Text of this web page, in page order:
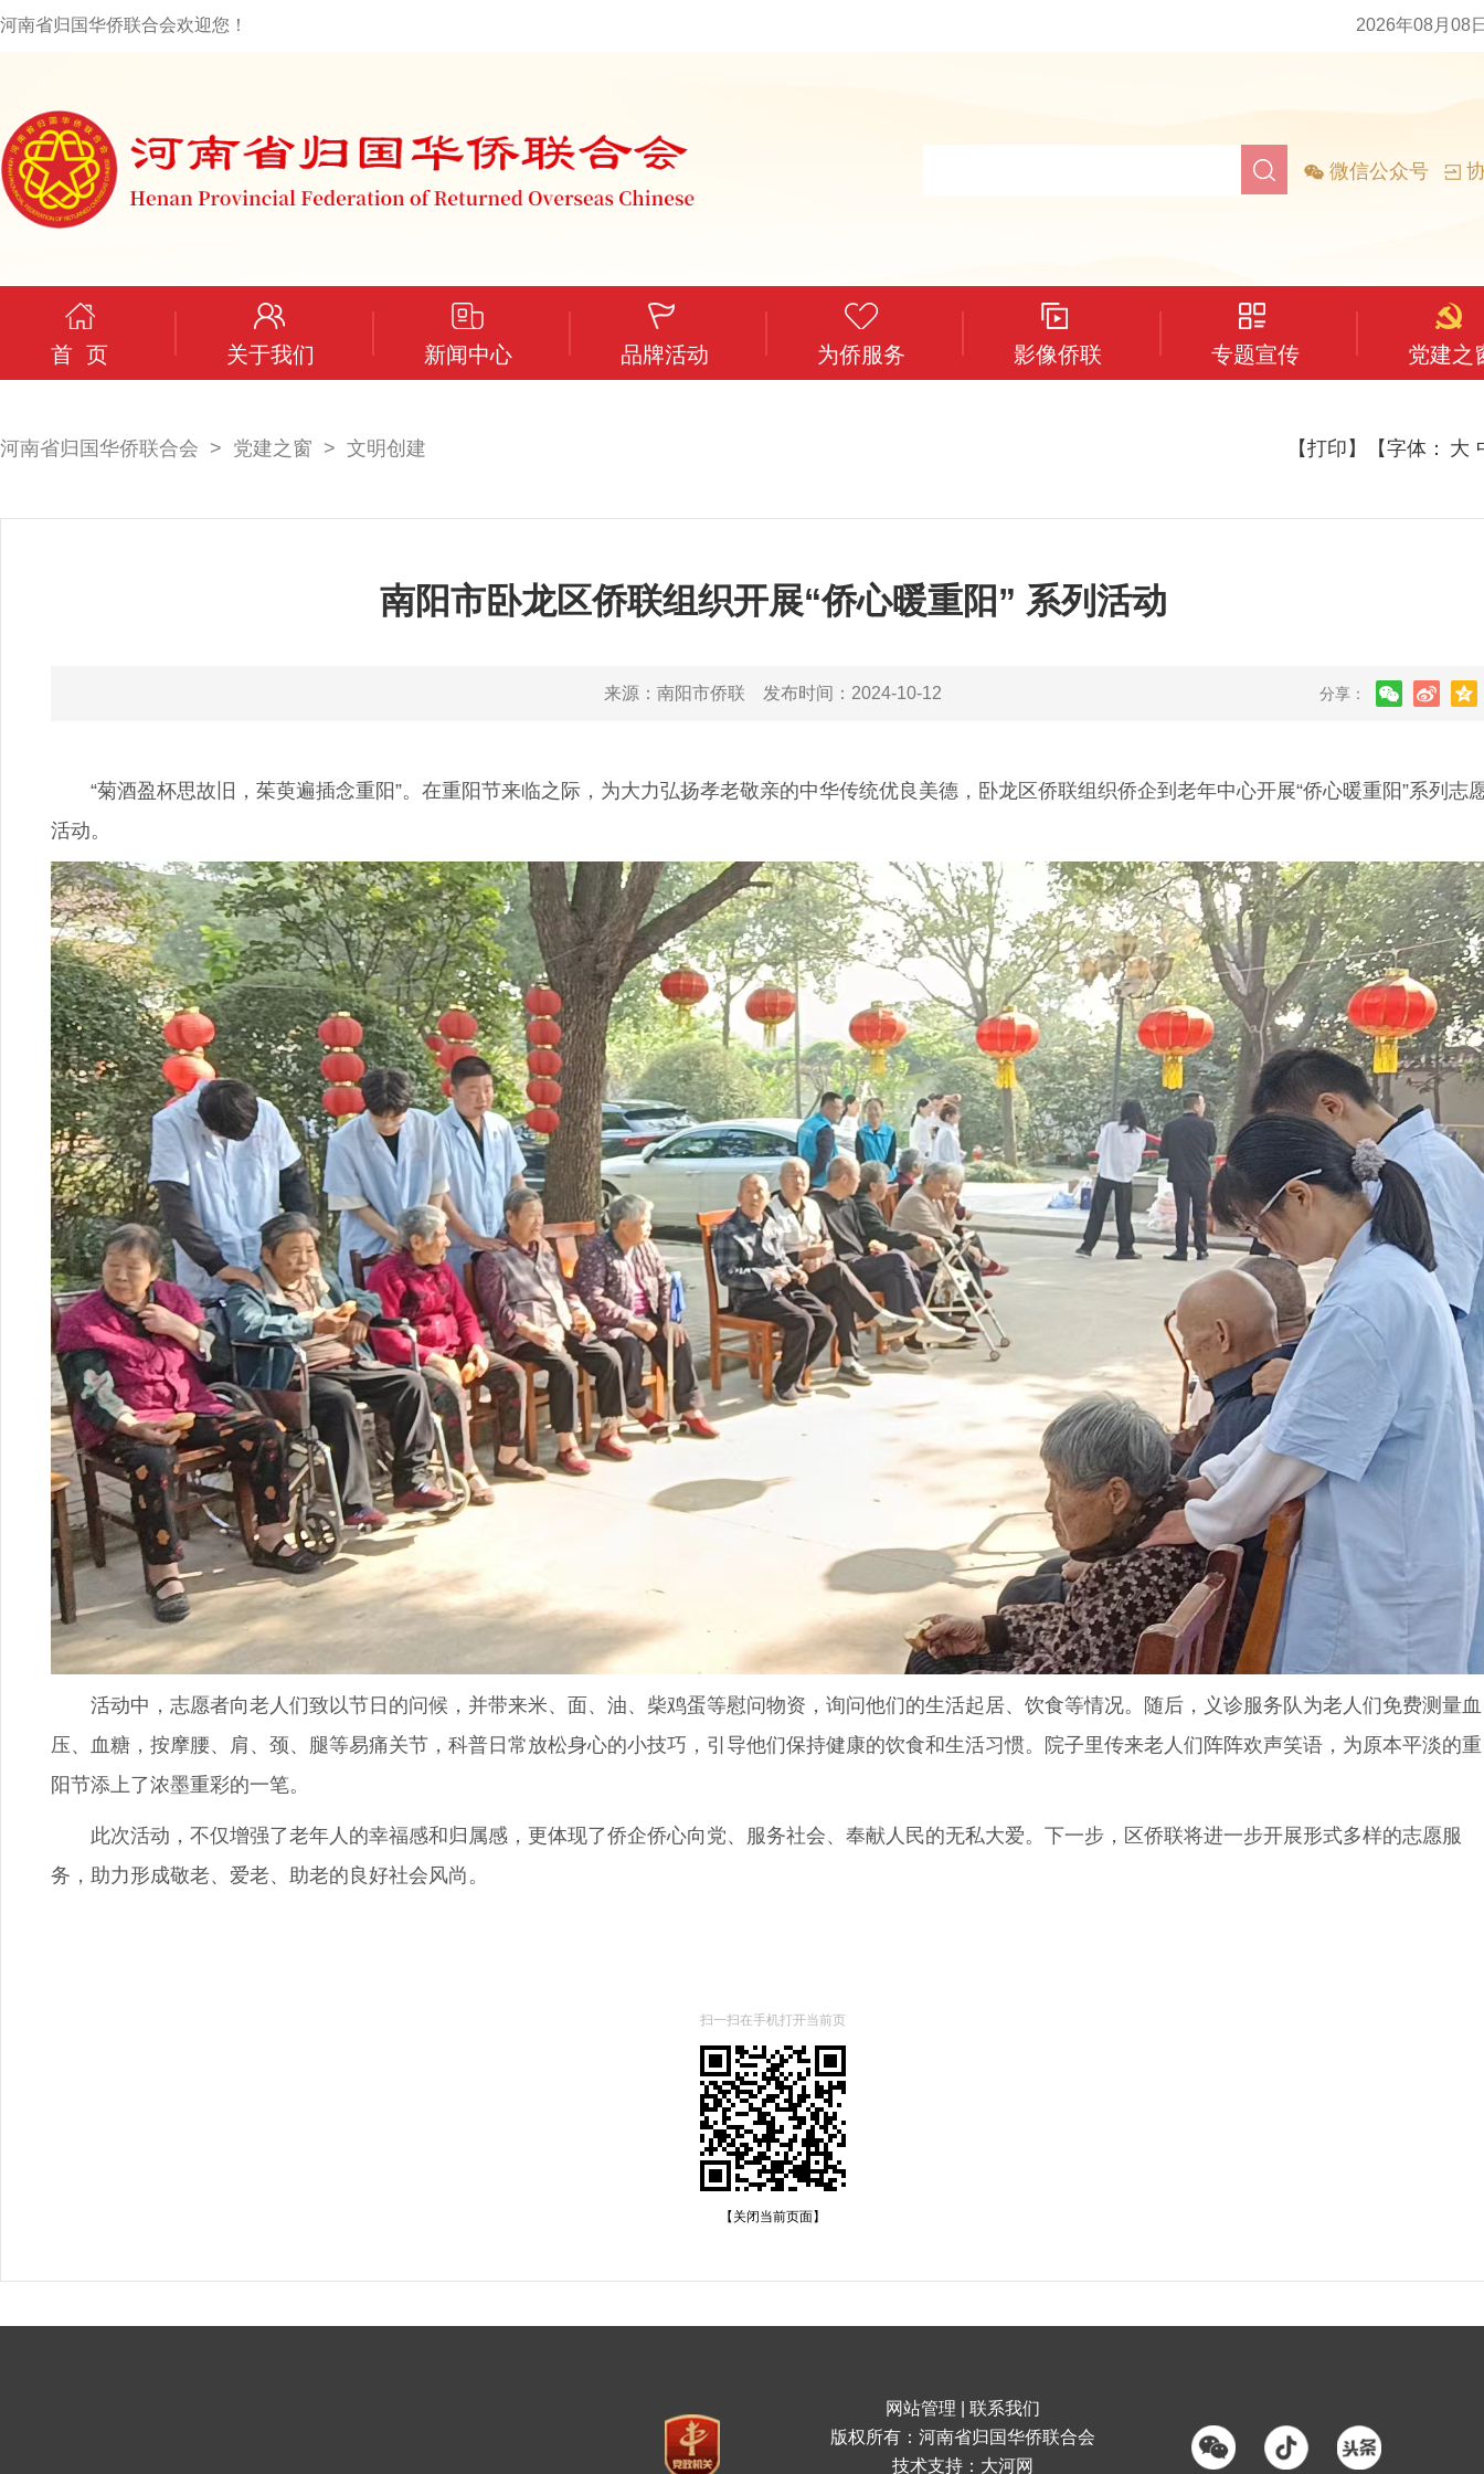
河南省归国华侨联合会欢迎您！ 2026年08月08
微信公众号
首 页 关于我们 新闻中心 品牌活动 为侨服务 影像侨联 专题宣传 党建之
河南省归国华侨联合会 党建之窗 文明创建 【打印】 【字体： 大
南阳市卧龙区侨联组织开展“侨心暖重阳” 系列活动
来源： 南阳市侨联 发布时间： 2024-10-12 分享：
“菊酒盈杯思故旧，茱萸遍插念重阳”。在重阳节来临之际，为大力弘扬孝老敬亲的中华传统优良美德，卧龙区侨联组织侨企到老年中心开展“侨心暖重阳”系列志
活动。
活动中，志愿者向老人们致以节日的问候，并带来米、面、油、柴鸡蛋等慰问物资，询问他们的生活起居、饮食等情况。随后，义诊服务队为老人们免费测量血
压、血糖，按摩腰、肩、颈、腿等易痛关节，科普日常放松身心的小技巧，引导他们保持健康的饮食和生活习惯。院子里传来老人们阵阵欢声笑语，为原本平淡的重
阳节添上了浓墨重彩的一笔。
此次活动，不仅增强了老年人的幸福感和归属感，更体现了侨企侨心向党、服务社会、奉献人民的无私大爱。下一步，区侨联将进一步开展形式多样的志愿服
务，助力形成敬老、爱老、助老的良好社会风尚。
扫一扫在手机打开当前页
【关闭当前页面】
网站管理
联系我们
版权所有：河南省归国华侨联合会
技术支持： 大河网